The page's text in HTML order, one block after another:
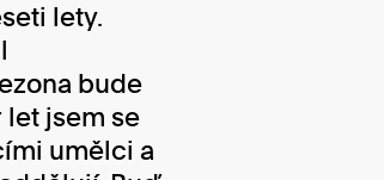
lety.
bude
let jsem se
umělci a